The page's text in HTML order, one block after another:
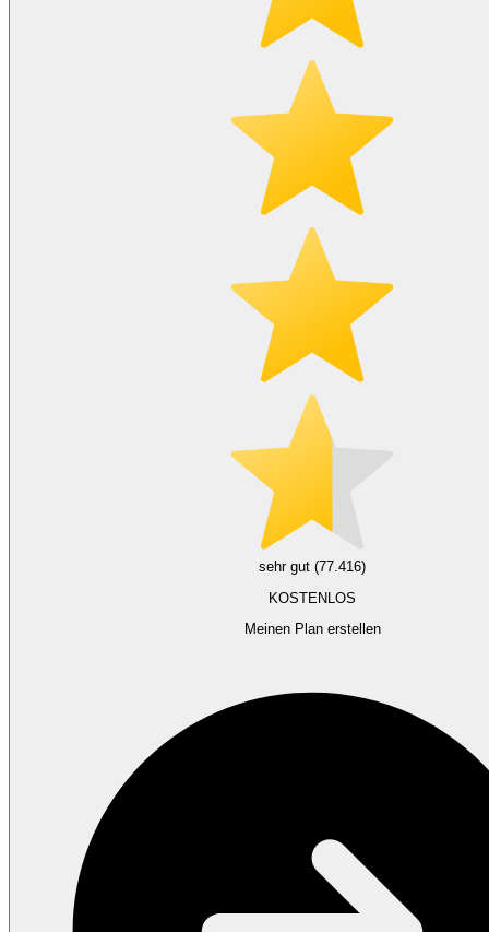
sehr gut (77.416)
KOSTENLOS
Meinen Plan erstellen